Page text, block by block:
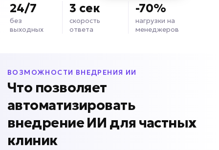
24/7
без
выходных
3 сек
скорость
ответа
-70%
нагрузки на
менеджеров
ВОЗМОЖНОСТИ ВНЕДРЕНИЯ ИИ
Что позволяет
автоматизировать
внедрение ИИ для частных
клиник